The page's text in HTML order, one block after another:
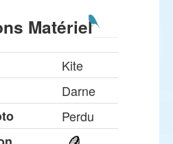
Matériel
Kite
Darne
Perdu